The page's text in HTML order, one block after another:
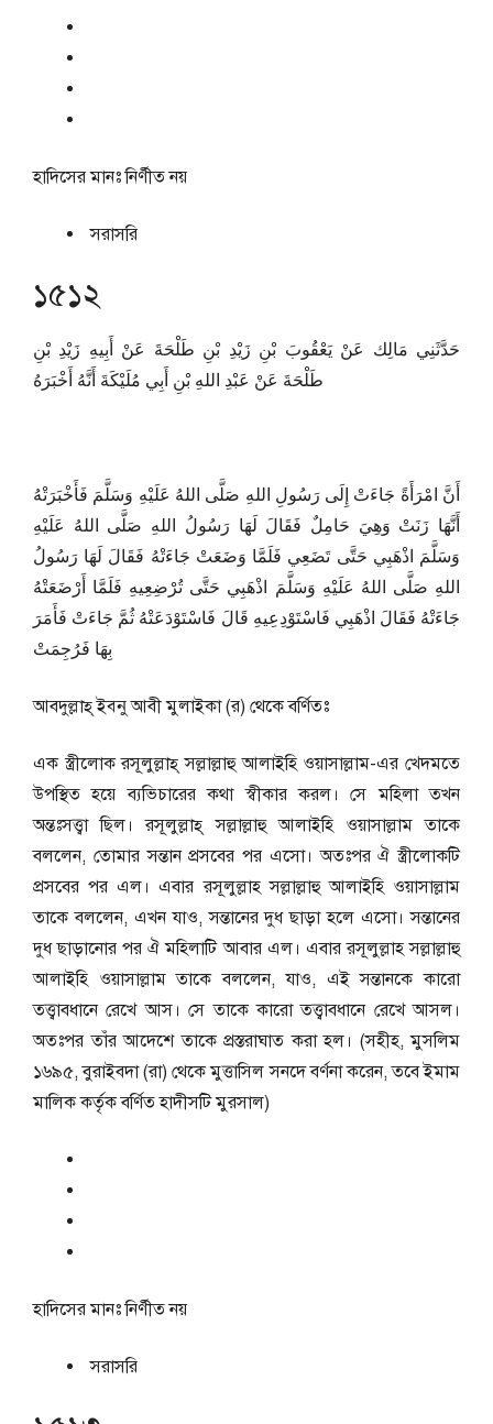
হাদিসের মানঃনির্ণীত নয়
সরাসরি
১৫১২
حَدَّثَنِي مَالِك عَنْ يَعْقُوبَ بْنِ زَيْدِ بْنِ طَلْحَةَ عَنْ أَبِيهِ زَيْدِ بْنِ
طَلْحَةَ عَنْ عَبْدِ اللهِ بْنِ أَبِي مُلَيْكَةَ أَنَّهُ أَخْبَرَهُ
أَنَّ امْرَأَةً جَاءَتْ إِلَى رَسُولِ اللهِ صَلَّى اللهُ عَلَيْهِ وَسَلَّمَ فَأَخْبَرَتْهُ
أَنَّهَا زَنَتْ وَهِيَ حَامِلٌ فَقَالَ لَهَا رَسُولُ اللهِ صَلَّى اللهُ عَلَيْهِ
وَسَلَّمَ اذْهَبِي حَتَّى تَضَعِي فَلَمَّا وَضَعَتْ جَاءَتْهُ فَقَالَ لَهَا رَسُولُ
اللهِ صَلَّى اللهُ عَلَيْهِ وَسَلَّمَ اذْهَبِي حَتَّى تُرْضِعِيهِ فَلَمَّا أَرْضَعَتْهُ
جَاءَتْهُ فَقَالَ اذْهَبِي فَاسْتَوْدِعِيهِ قَالَ فَاسْتَوْدَعَتْهُ ثُمَّ جَاءَتْ فَأَمَرَ
بِهَا فَرُجِمَتْ
আবদুল্লাহ্ ইব্নু আবী মুলাইকা (র) থেকে বর্ণিতঃ
এক স্ত্রীলোক রসূলুল্লাহ্ সল্লাল্লাহু আলাইহি ওয়াসাল্লাম-এর খেদমতে
উপস্থিত হয়ে ব্যভিচারের কথা স্বীকার করল। সে মহিলা তখন
অন্তঃসত্ত্বা ছিল। রসূলুল্লাহ্ সল্লাল্লাহু আলাইহি ওয়াসাল্লাম তাকে
বললেন, তোমার সন্তান প্রসবের পর এসো। অতঃপর ঐ স্ত্রীলোকটি
প্রসবের পর এল। এবার রসূলুল্লাহ সল্লাল্লাহু আলাইহি ওয়াসাল্লাম
তাকে বললেন, এখন যাও, সন্তানের দুধ ছাড়া হলে এসো। সন্তানের
দুধ ছাড়ানোর পর ঐ মহিলাটি আবার এল। এবার রসূলুল্লাহ সল্লাল্লাহু
আলাইহি ওয়াসাল্লাম তাকে বললেন, যাও, এই সন্তানকে কারো
তত্ত্বাবধানে রেখে আস। সে তাকে কারো তত্ত্বাবধানে রেখে আসল।
অতঃপর তাঁর আদেশে তাকে প্রস্তরাঘাত করা হল। (সহীহ, মুসলিম
১৬৯৫, বুরাইবদা (রা) থেকে মুত্তাসিল সনদে বর্ণনা করেন, তবে ইমাম
মালিক কর্তৃক বর্ণিত হাদীসটি মুরসাল)
হাদিসের মানঃনির্ণীত নয়
সরাসরি